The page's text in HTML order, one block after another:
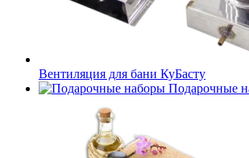
Вентиляция для бани КуБасту
Подарочные